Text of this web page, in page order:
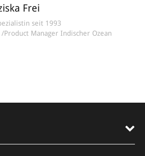
Frei
seit 1993
/Product Manager Indischer Ozean